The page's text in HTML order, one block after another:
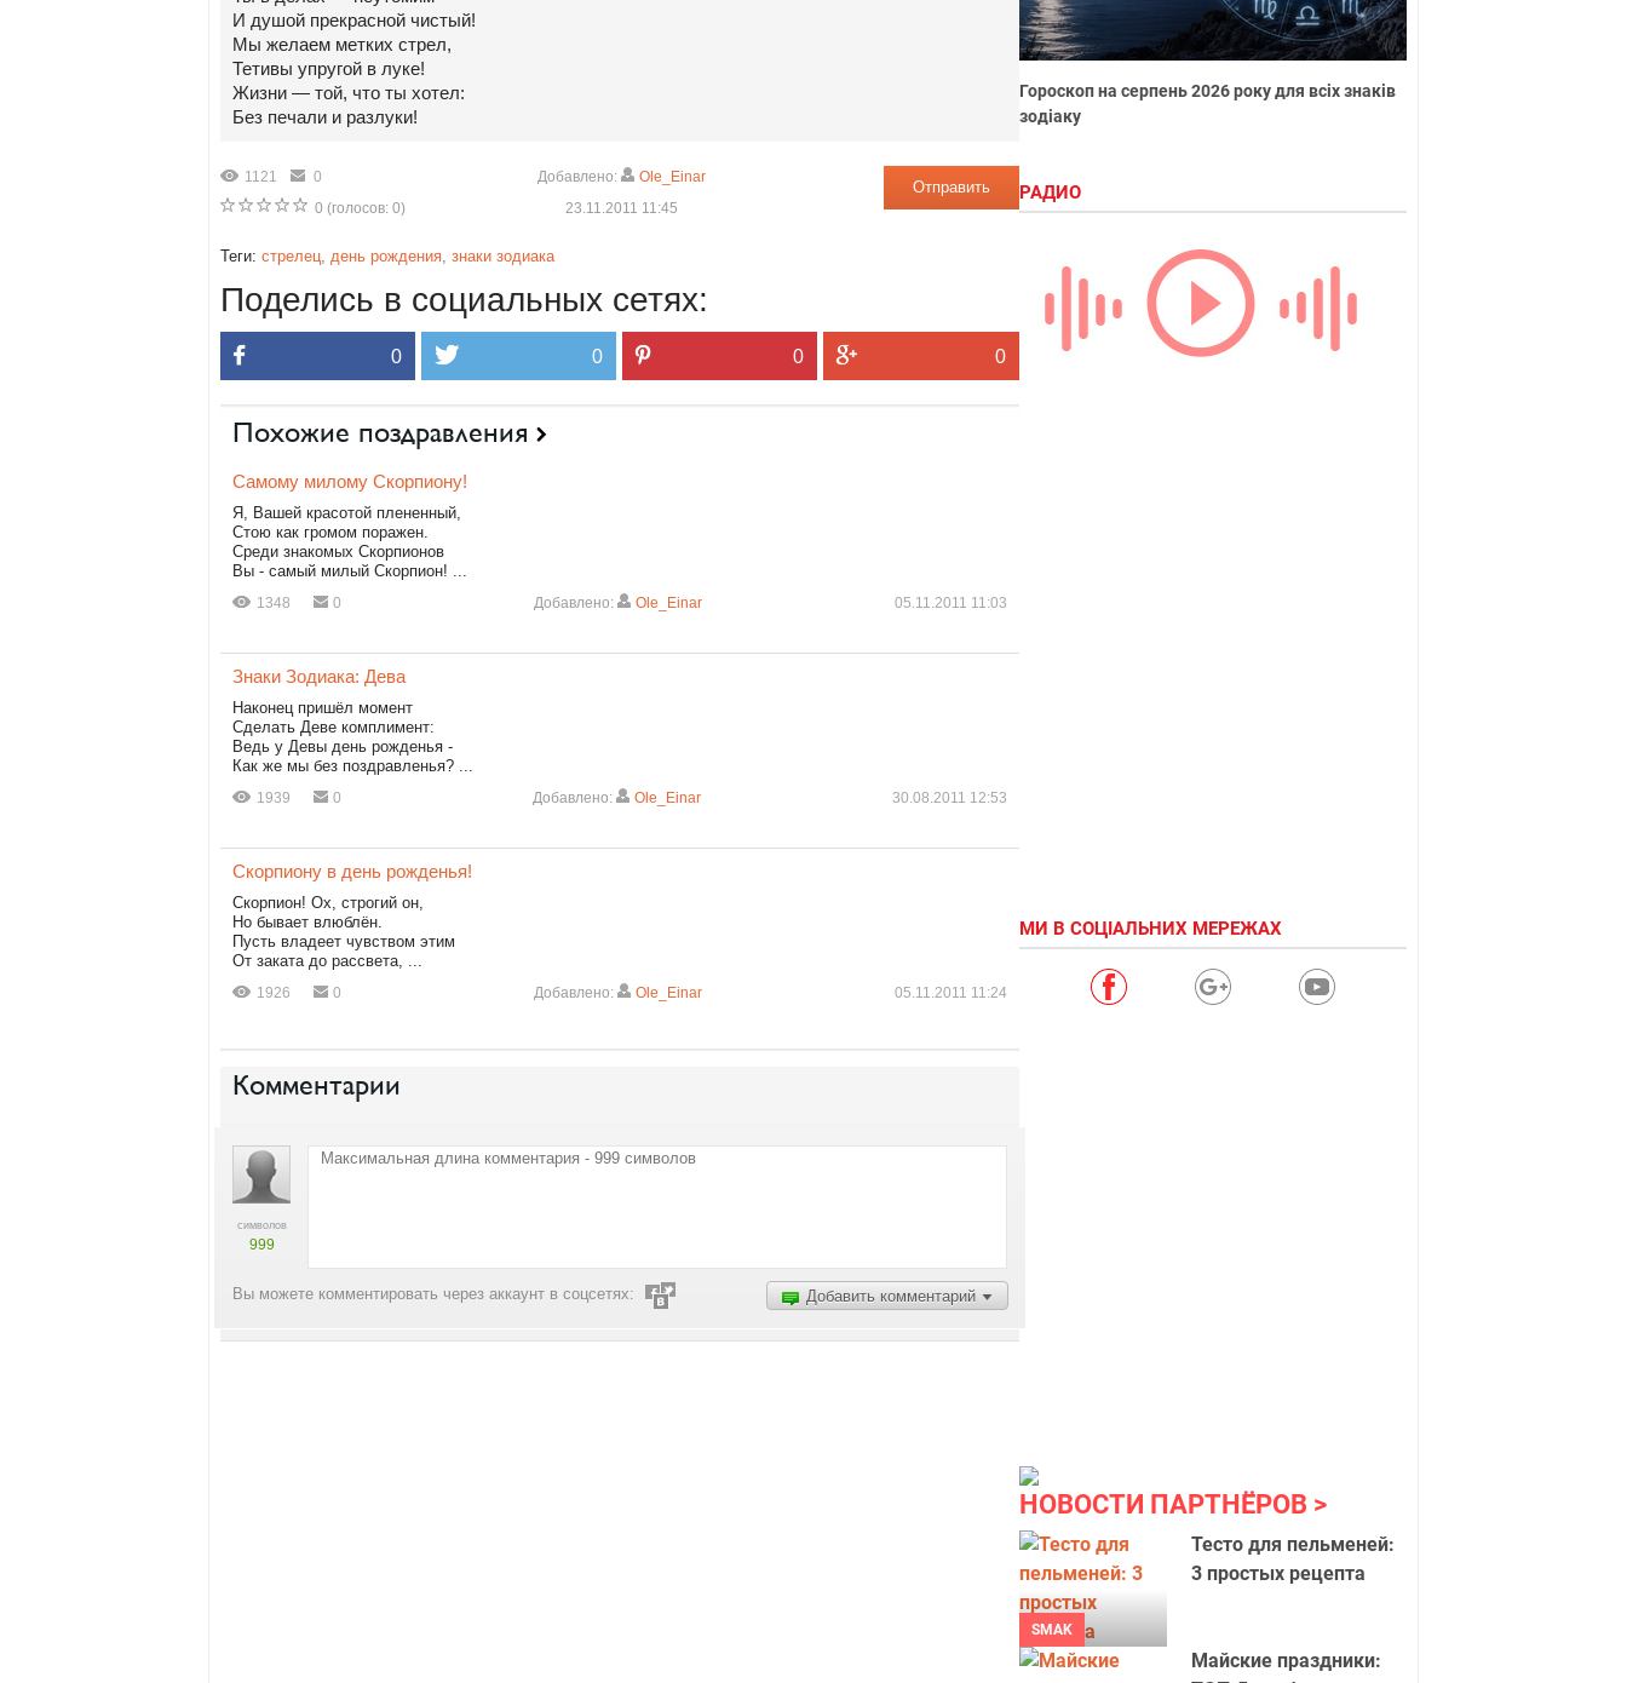
И душой прекрасной чистый!
Мы желаем метких стрел,
Тетивы упругой в луке!
Жизни — той, что ты хотел:
Без печали и разлуки!
1121
0
0 (голосов: 0)
Отправить
Добавлено:
Ole_Einar
23.11.2011 11:45
Теги: стрелец, день рождения, знаки зодиака
Поделись в социальных сетях:
0 0 0 0
Похожие поздравления
Самому милому Скорпиону!
Я, Вашей красотой плененный,
Стою как громом поражен.
Среди знакомых Скорпионов
Вы - самый милый Скорпион! ...
1348 0 Добавлено: Ole_Einar 05.11.2011 11:03
Знаки Зодиака: Дева
Наконец пришёл момент
Сделать Деве комплимент:
Ведь у Девы день рожденья -
Как же мы без поздравленья? ...
1939 0 Добавлено: Ole_Einar 30.08.2011 12:53
Скорпиону в день рожденья!
Скорпион! Ох, строгий он,
Но бывает влюблён.
Пусть владеет чувством этим
От заката до рассвета, ...
1926 0 Добавлено: Ole_Einar 05.11.2011 11:24
Комментарии
символов
999
Добавить комментарий
Вы можете комментировать через аккаунт в соцсетях:
Гороскоп на серпень 2026 року для всіх знаків
зодіаку
РАДИО
МИ В СОЦІАЛЬНИХ МЕРЕЖАХ
НОВОСТИ ПАРТНЁРОВ
SMAK
Тесто для пельменей:
3 простых рецепта
Майские праздники: